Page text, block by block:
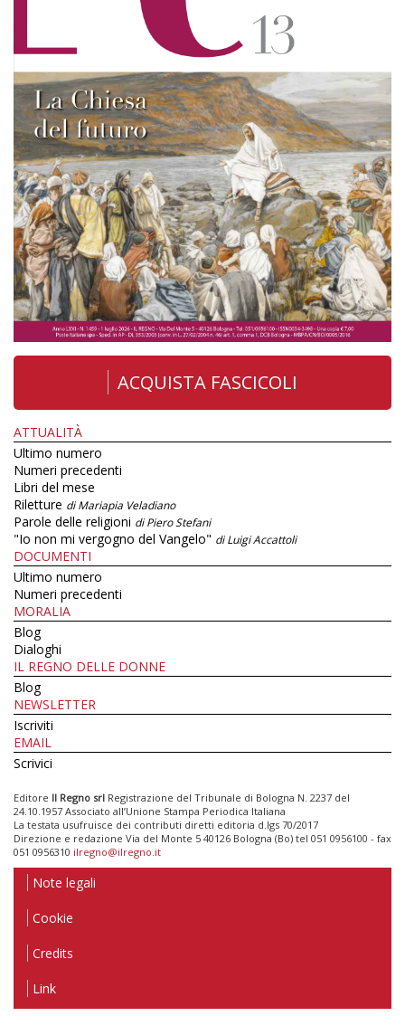
ACQUISTA FASCICOLI
ATTUALITÀ
Ultimo numero
Numeri precedenti
Libri del mese
Riletture di Mariapia Veladiano
Parole delle religioni di Piero Stefani
"Io non mi vergogno del Vangelo" di Luigi Accattoli
DOCUMENTI
Ultimo numero
Numeri precedenti
MORALIA
Blog
Dialoghi
IL REGNO DELLE DONNE
Blog
NEWSLETTER
Iscriviti
EMAIL
Scrivici
Editore Il Regno srl Registrazione del Tribunale di Bologna N. 2237 del
24.10.1957 Associato all’Unione Stampa Periodica Italiana
La testata usufruisce dei contributi diretti editoria d.lgs 70/2017
Direzione e redazione Via del Monte 5 40126 Bologna (Bo) tel 051 0956100 - fax
051 0956310 ilregno@ilregno.it
Note legali
Cookie
Credits
Link